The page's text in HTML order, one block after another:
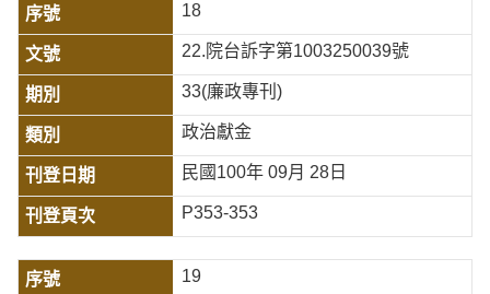
18
22.院台訴字第1003250039號
33(廉政專刊)
政治獻金
民國100年 09月 28日
P353-353
19